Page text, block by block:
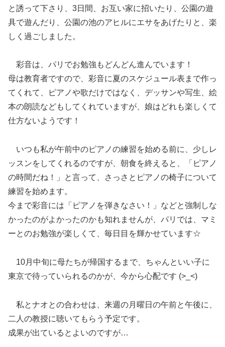
と誘って下さり、3日間、お互い家に招いたり、公園の遊
具で遊んだり、公園の池のアヒルにエサをあげたりと、楽
しく過ごしました。
彩音は、パリでお勉強もどんどん進んでいます！
母は教育者ですので、彩音に夏のスケジュール表まで作っ
てくれて、ピアノや歌だけではなく、デッサンや写生、絵
本の朗読などもしてくれていますが、娘はどれも楽しくて
仕方ないようです！
いつも私が午前中のピアノの練習を始める前に、少しレ
ッスンをしてくれるのですが、朝食を終えると、「ピアノ
の時間だね！」と言って、さっさとピアノの椅子について
練習を始めます。
今まで彩音には「ピアノを弾きなさい！」などと強制しな
かったのがよかったのかも知れませんが、パリでは、マミ
ーとのお勉強が楽しくて、毎日目を輝かせています☆
10月中旬に母たちが帰国するまで、ちゃんといい子に
東京で待っていられるのかが、今から心配です (>_<)
私とナオとの合わせは、来週の月曜日の午前と午後に、
二人の教授に聴いてもらう予定です。
成果が出ているとよいのですが…